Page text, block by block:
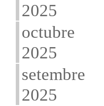
2025
octubre
2025
setembre
2025